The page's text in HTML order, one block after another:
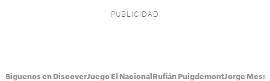
Síguenos en DiscoverJuego El Nacional Rufián PuigdemontJorge Messi